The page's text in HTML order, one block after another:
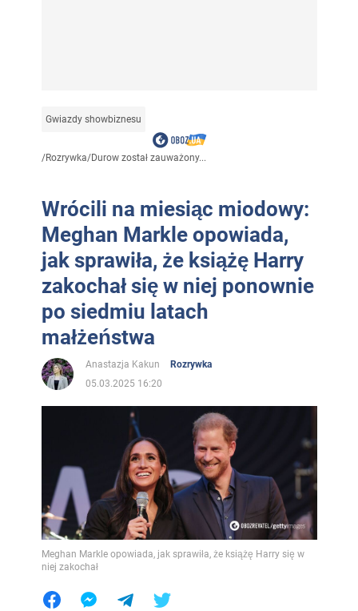
Gwiazdy showbiznesu
/Rozrywka/Durow został zauważony...
Wrócili na miesiąc miodowy:
Meghan Markle opowiada,
jak sprawiła, że książę Harry
zakochał się w niej ponownie
po siedmiu latach
małżeństwa
Anastazja Kakun
Rozrywka
05.03.2025 16:20
Meghan Markle opowiada, jak sprawiła, że książę Harry się w
niej zakochał